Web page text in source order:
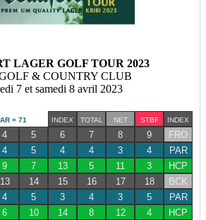
LAGER GOLF TOUR 2023
& COUNTRY CLUB
7 et samedi 8 avril 2023
= 71 INDEX TOTAL NET STBF INDEX
4 5 6 7 8 9
FRO
4 5 4 4 3 4
PAR
9 7 13 5 11 3
HCP
13 14 15 16 17 18
BCK
4 5 3 4 3 5
PAR
6 10 14 8 12 4 HCP